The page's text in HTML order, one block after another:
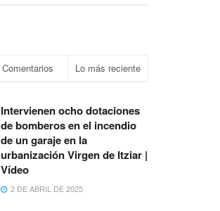
Comentarios Lo más reciente
Intervienen ocho dotaciones
de bomberos en el incendio
de un garaje en la
urbanización Virgen de Itziar |
Vídeo
2 DE ABRIL DE 2025